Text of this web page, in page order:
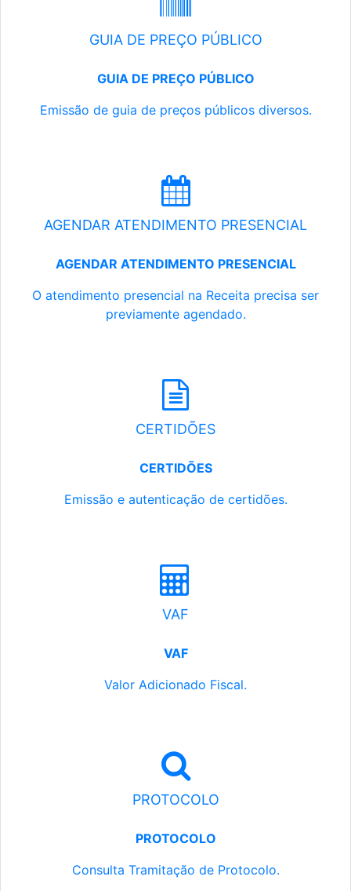
GUIA DE PREÇO PÚBLICO
GUIA DE PREÇO PÚBLICO
Emissão de guia de preços públicos diversos.
AGENDAR ATENDIMENTO PRESENCIAL
AGENDAR ATENDIMENTO PRESENCIAL
O atendimento presencial na Receita precisa ser
previamente agendado.
CERTIDÕES
CERTIDÕES
Emissão e autenticação de certidões.
VAF
VAF
Valor Adicionado Fiscal.
PROTOCOLO
PROTOCOLO
Consulta Tramitação de Protocolo.